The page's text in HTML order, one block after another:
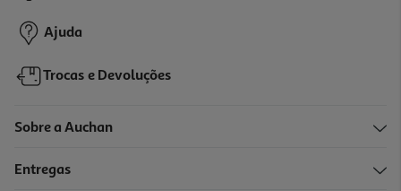
Ajuda
Trocas e Devoluções
Sobre a Auchan
Entregas